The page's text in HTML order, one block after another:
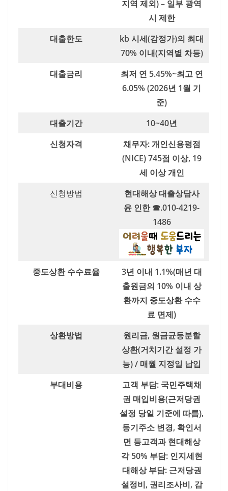
지역 제외) – 일부 광역
시 제한
대출한도
kb 시세(감정가)의 최대
70% 이내(지역별 차등)
대출금리
최저 연 5.45%~최고 연
6.05% (2026년 1월 기
준)
대출기간
10~40년
신청자격
채무자: 개인신용평점
(NICE) 745점 이상, 19
세 이상 개인
신청방법
현대해상 대출상담사
윤 인한 ☎.010-4219-
1486
중도상환 수수료율
3년 이내 1.1%(매년 대
출원금의 10% 이내 상
환까지 중도상환 수수
료 면제)
상환방법
원리금, 원금균등분할
상환(거치기간 설정 가
능) / 매월 지정일 납입
부대비용
고객 부담: 국민주택채
권 매입비용(근저당권
설정 당일 기준에 따름),
등기주소 변경, 확인서
면 등고객과 현대해상
각 50% 부담: 인지세현
대해상 부담: 근저당권
설정비, 권리조사비, 감